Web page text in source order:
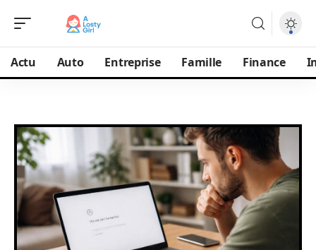
Actu Auto Entreprise Famille Finance